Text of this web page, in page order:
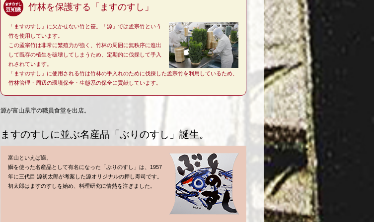
竹林を保護する「ますのすし」
「ますのすし」に欠かせない竹と笹。「源」では孟宗竹という
竹を使用しています。
この孟宗竹は非常に繁殖力が強く、竹林の周囲に無秩序に進出
して既存の植生を破壊してしまうため、定期的に伐採して手入
れされています。
「ますのすし」に使用される竹は竹林の手入れのために伐採した孟宗竹を利用しているため、
竹林管理・周辺の環境保全・生態系の保全に貢献しています。
源が富山県庁の職員食堂を出店。
ますのすしに並ぶ名産品「ぶりのすし」誕生。
富山といえば鰤。
鰤を使った名産品として有名になった「ぶりのすし」は、1957
年に三代目 源初太郎が考案した源オリジナルの押し寿司です。
初太郎はますのすしを始め、料理研究に情熱を注ぎました。